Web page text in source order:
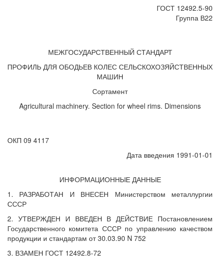
ГОСТ 12492.5-90
Группа В22
МЕЖГОСУДАРСТВЕННЫЙ СТАНДАРТ
ПРОФИЛЬ ДЛЯ ОБОДЬЕВ КОЛЕС СЕЛЬСКОХОЗЯЙСТВЕННЫХ
МАШИН
Сортамент
Agricultural machinery. Section for wheel rims. Dimensions
ОКП 09 4117
Дата введения 1991-01-01
ИНФОРМАЦИОННЫЕ ДАННЫЕ
1. РАЗРАБОТАН И ВНЕСЕН Министерством металлургии
СССР
2. УТВЕРЖДЕН И ВВЕДЕН В ДЕЙСТВИЕ Постановлением
Государственного комитета СССР по управлению качеством
продукции и стандартам от 30.03.90 N 752
3. ВЗАМЕН ГОСТ 12492.8-72